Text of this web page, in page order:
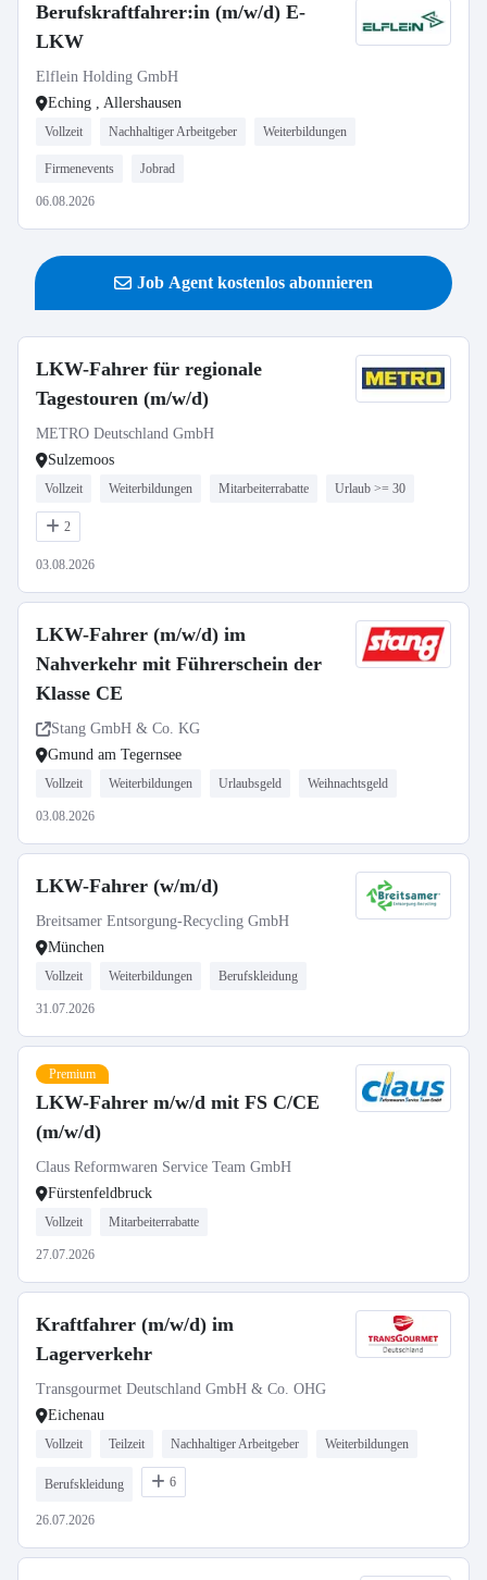
Berufskraftfahrer:in (m/w/d) E-
LKW
Elflein Holding GmbH
Eching , Allershausen
Vollzeit Nachhaltiger Arbeitgeber Weiterbildungen
Firmenevents Jobrad
06.08.2026
Job Agent kostenlos abonnieren
LKW-Fahrer für regionale
Tagestouren (m/w/d)
METRO Deutschland GmbH
Sulzemoos
Vollzeit Weiterbildungen Mitarbeiterrabatte Urlaub >= 30
2
03.08.2026
LKW-Fahrer (m/w/d) im
Nahverkehr mit Führerschein der
Klasse CE
Stang GmbH & Co. KG
Gmund am Tegernsee
Vollzeit Weiterbildungen Urlaubsgeld Weihnachtsgeld
03.08.2026
LKW-Fahrer (w/m/d)
Breitsamer Entsorgung-Recycling GmbH
München
Vollzeit Weiterbildungen Berufskleidung
31.07.2026
Premium
LKW-Fahrer m/w/d mit FS C/CE
(m/w/d)
Claus Reformwaren Service Team GmbH
Fürstenfeldbruck
Vollzeit Mitarbeiterrabatte
27.07.2026
Kraftfahrer (m/w/d) im
Lagerverkehr
Transgourmet Deutschland GmbH & Co. OHG
Eichenau
Vollzeit Teilzeit Nachhaltiger Arbeitgeber Weiterbildungen
Berufskleidung 6
26.07.2026